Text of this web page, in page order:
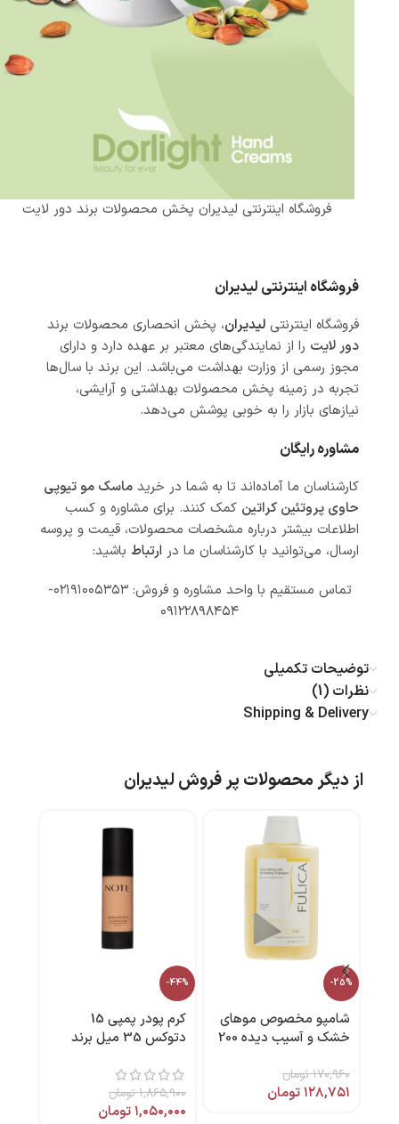
فروشگاه اینترنتی لیدیران پخش محصولات برند دور لایت
فروشگاه اینترنتی لیدیران
فروشگاه اینترنتی لیدیران، پخش انحصاری محصولات برند
دور لایت را از نمایندگی‌های معتبر بر عهده دارد و دارای
مجوز رسمی از وزارت بهداشت می‌باشد. این برند با سال‌ها
تجربه در زمینه پخش محصولات بهداشتی و آرایشی،
نیازهای بازار را به خوبی پوشش می‌دهد.
مشاوره رایگان
کارشناسان ما آماده‌اند تا به شما در خرید ماسک مو تیوپی
حاوی پروتئین کراتین کمک کنند. برای مشاوره و کسب
اطلاعات بیشتر درباره مشخصات محصولات، قیمت و پروسه
ارسال، می‌توانید با کارشناسان ما در ارتباط باشید:
تماس مستقیم با واحد مشاوره و فروش: ۰۲۱۹۱۰۰۵۳۵۳-
۰۹۱۲۲۸۹۸۴۵۴
توضیحات تکمیلی
نظرات (1)
Shipping & Delivery
از دیگر محصولات پر فروش لیدیران
-25%
شامپو مخصوص موهای
خشک و آسیب دیده 200
۱۷۰,۹۶۰تومان
۱۲۸,۷۵۱تومان
-44%
کرم پودر پمپی 15
دتوکس 35 میل برند
۱,۸۶۵,۹۰۰تومان
۱,۰۵۰,۰۰۰تومان